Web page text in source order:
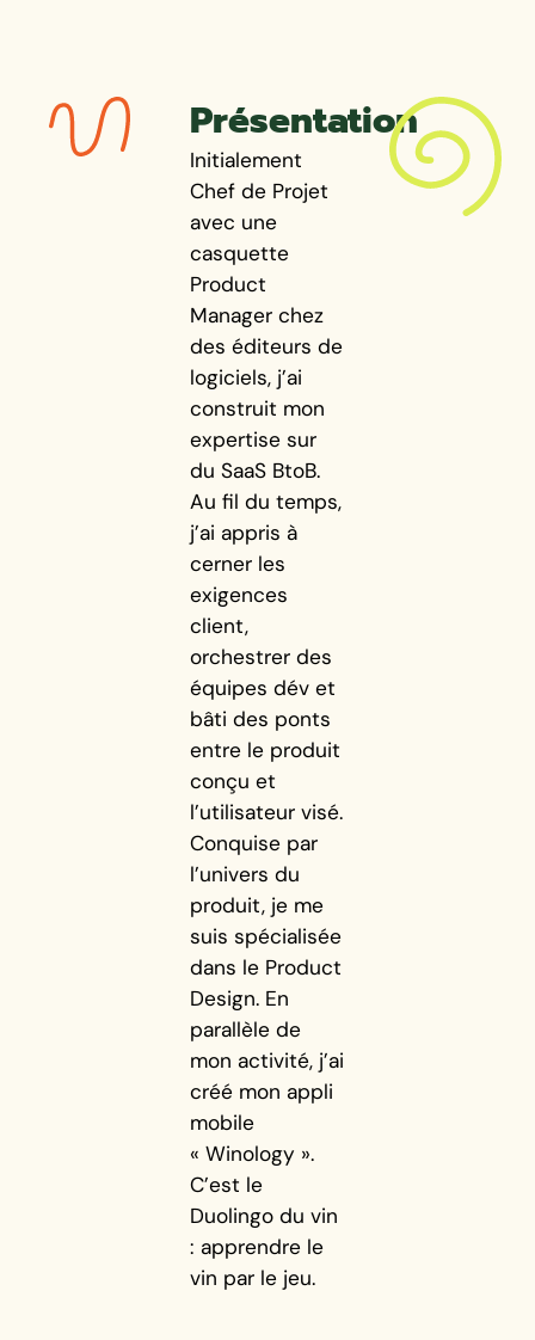
Présentation
Initialement
Chef de Projet
avec une
casquette
Product
Manager chez
des éditeurs de
logiciels, j’ai
construit mon
expertise sur
du SaaS BtoB.
Au fil du temps,
j’ai appris à
cerner les
exigences
client,
orchestrer des
équipes dév et
bâti des ponts
entre le produit
conçu et
l’utilisateur visé.
Conquise par
l’univers du
produit, je me
suis spécialisée
dans le Product
Design. En
parallèle de
mon activité, j’ai
créé mon appli
mobile
« Winology ».
C’est le
Duolingo du vin
: apprendre le
vin par le jeu.